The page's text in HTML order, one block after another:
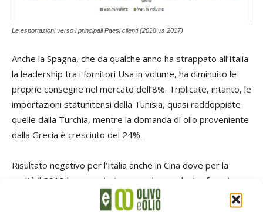
Le esportazioni verso i principali Paesi clienti (2018 vs 2017)
Anche la Spagna, che da qualche anno ha strappato all’Italia
la leadership tra i fornitori Usa in volume, ha diminuito le
proprie consegne nel mercato dell’8%. Triplicate, intanto, le
importazioni statunitensi dalla Tunisia, quasi raddoppiate
quelle dalla Turchia, mentre la domanda di olio proveniente
dalla Grecia è cresciuto del 24%.
Risultato negativo per l’Italia anche in Cina dove per la
verità il 2018 ha segnato in generale una decisa frenata
della domanda di olio di oliva nel suo complesso e non solo